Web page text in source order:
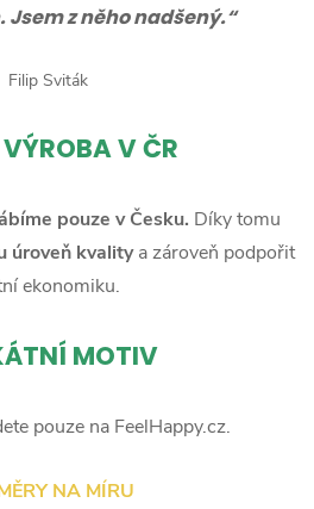
z něho nadšený.“
Filip Sviták
VÝROBA V ČR
pouze v Česku. Díky tomu
úroveň kvalitya zároveň podpořit
ekonomiku.
MOTIV
pouze na FeelHappy.cz.
NA MÍRU